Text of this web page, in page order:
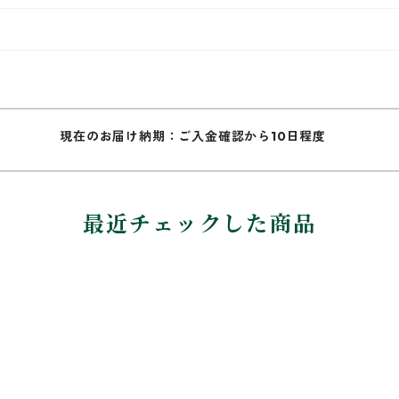
現在のお届け納期：ご入金確認から10日程度
最近チェックした商品